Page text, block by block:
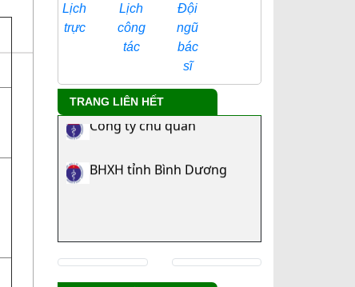
Lịch
trực
Lịch
công
tác
Đội
ngũ
bác
sĩ
TRANG LIÊN HẾT
Tra cứu danh mục ICD
Công ty chủ quản